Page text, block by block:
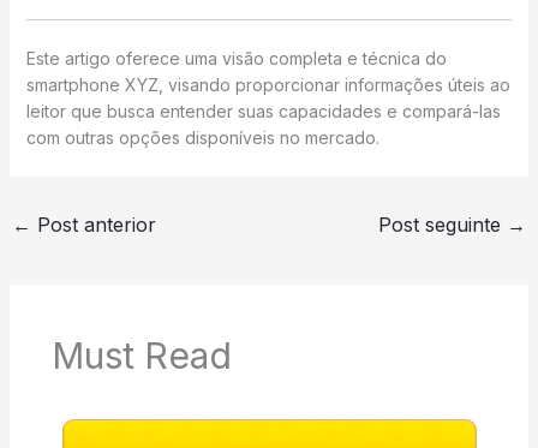
Este artigo oferece uma visão completa e técnica do
smartphone XYZ, visando proporcionar informações úteis ao
leitor que busca entender suas capacidades e compará-las
com outras opções disponíveis no mercado.
← Post anterior Post seguinte →
Must Read